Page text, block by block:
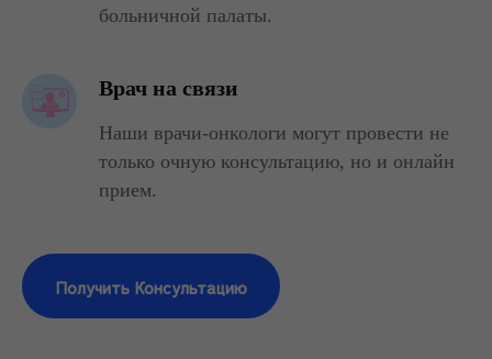
больничной палаты.
Врач на связи
Наши врачи-онкологи могут провести не
только очную консультацию, но и онлайн
прием.
Получить Консультацию